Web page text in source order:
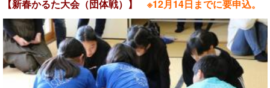
【新春かるた大会（団体戦）】 ※12月14日までに要申込。